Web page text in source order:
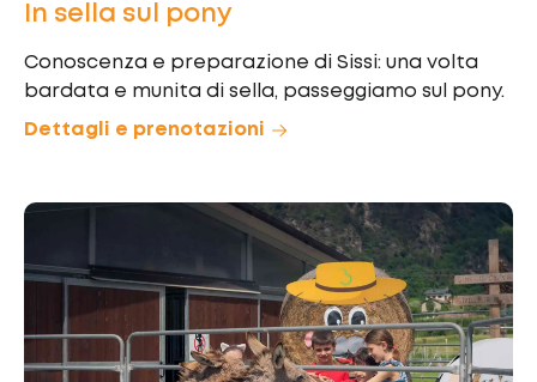
In sella sul pony
Conoscenza e preparazione di Sissi: una volta
bardata e munita di sella, passeggiamo sul pony.
Dettagli e prenotazioni